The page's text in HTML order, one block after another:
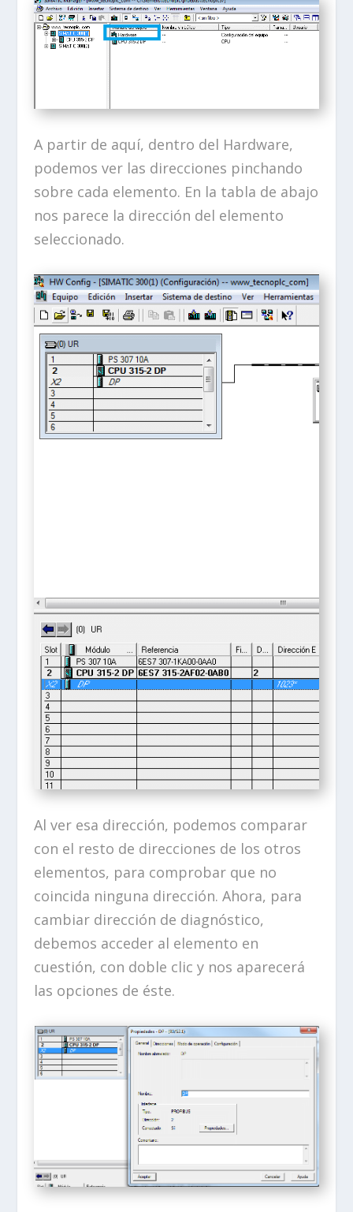
A partir de aquí, dentro del Hardware,
podemos ver las direcciones pinchando
sobre cada elemento. En la tabla de abajo
nos parece la dirección del elemento
seleccionado.
Al ver esa dirección, podemos comparar
con el resto de direcciones de los otros
elementos, para comprobar que no
coincida ninguna dirección. Ahora, para
cambiar dirección de diagnóstico,
debemos acceder al elemento en
cuestión, con doble clic y nos aparecerá
las opciones de éste.